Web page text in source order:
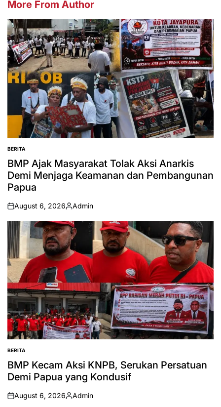
More From Author
POSTED
IN
BERITA
BMP Ajak Masyarakat Tolak Aksi Anarkis
Demi Menjaga Keamanan dan Pembangunan
Papua
on
August 6, 2026
Posted
by
Admin
POSTED
IN
BERITA
BMP Kecam Aksi KNPB, Serukan Persatuan
Demi Papua yang Kondusif
on
August 6, 2026
Posted
Admin